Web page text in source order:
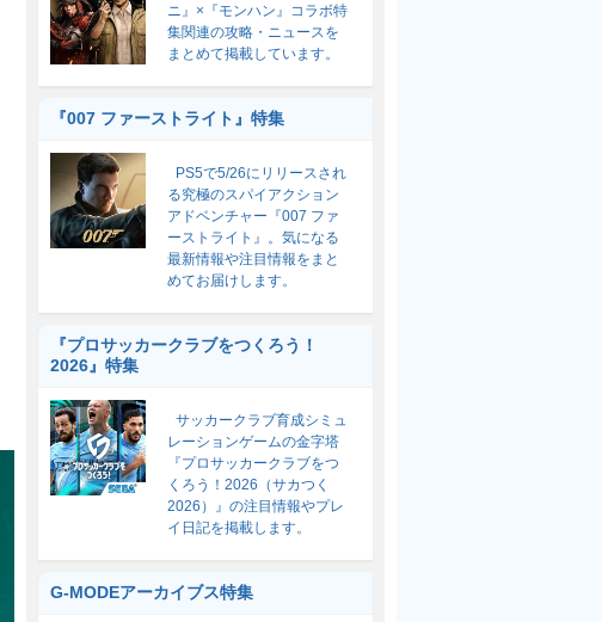
ニ』×『モンハン』コラボ特
集関連の攻略・ニュースを
まとめて掲載しています。
『007 ファーストライト』特集
PS5で5/26にリリースされ
る究極のスパイアクション
アドベンチャー『007 ファ
ーストライト』。気になる
最新情報や注目情報をまと
めてお届けします。
『プロサッカークラブをつくろう！
2026』特集
サッカークラブ育成シミュ
レーションゲームの金字塔
『プロサッカークラブをつ
くろう！2026（サカつく
2026）』の注目情報やプレ
イ日記を掲載します。
G-MODEアーカイブス特集